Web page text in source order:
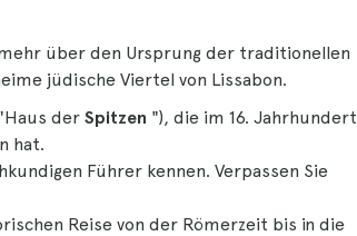
über den Ursprung der traditionellen
jüdische Viertel von Lissabon.
der Spitzen "), die im 16. Jahrhundert
hat.
Führer kennen. Verpassen Sie
Reise von der Römerzeit bis in die